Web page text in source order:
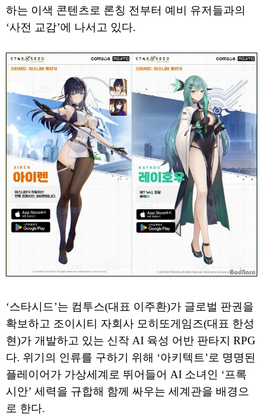
하는 이색 콘텐츠로 론칭 전부터 예비 유저들과의
‘사전 교감’에 나서고 있다.
‘스타시드’는 컴투스(대표 이주환)가 글로벌 판권을
확보하고 조이시티 자회사 모히또게임즈(대표 한성
현)가 개발하고 있는 신작 AI 육성 어반 판타지 RPG
다. 위기의 인류를 구하기 위해 ‘아키텍트’로 명명된
플레이어가 가상세계로 뛰어들어 AI 소녀인 ‘프록
시안’ 세력을 규합해 함께 싸우는 세계관을 배경으
로 한다.